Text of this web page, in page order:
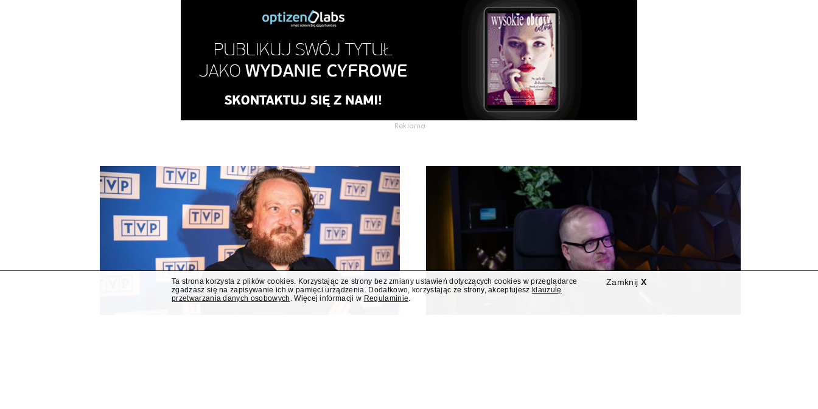
Reklama
Zamknij X
Ta strona korzysta z plików cookies. Korzystając ze strony bez zmiany ustawień dotyczących cookies w przeglądarce
zgadzasz się na zapisywanie ich w pamięci urządzenia. Dodatkowo, korzystając ze strony, akceptujesz klauzulę
przetwarzania danych osobowych . Więcej informacji w Regulaminie.